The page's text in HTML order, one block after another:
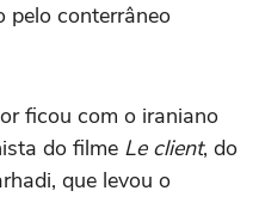
pelo conterrâneo
ficou com o iraniano
do filme Le client, do
que levou o